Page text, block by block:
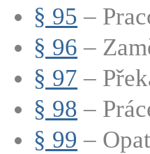
§ 95 –
§ 96 –
§ 97 –
§ 98 –
§ 99 –